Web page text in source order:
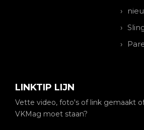
LINKTIP LIJN
Vette video, foto's of link gemaakt
VKMag moet staan?